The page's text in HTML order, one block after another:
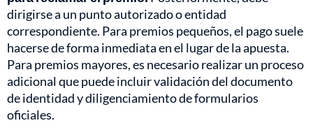
dirigirse a un punto autorizado o entidad
correspondiente. Para premios pequeños, el pago suele
hacerse de forma inmediata en el lugar de la apuesta.
Para premios mayores, es necesario realizar un proceso
adicional que puede incluir validación del documento
de identidad y diligenciamiento de formularios
oficiales.